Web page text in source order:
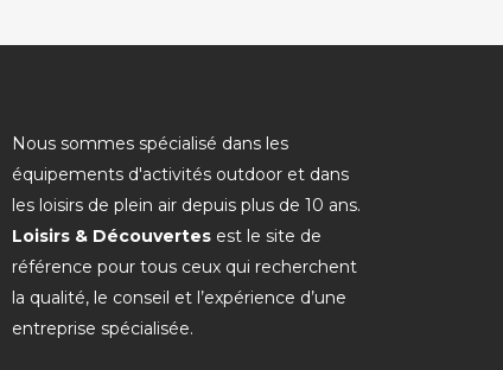
Nous sommes spécialisé dans les
équipements d'activités outdoor et dans
les loisirs de plein air depuis plus de 10 ans.
Loisirs & Découvertes est le site de
référence pour tous ceux qui recherchent
la qualité, le conseil et l’expérience d’une
entreprise spécialisée.